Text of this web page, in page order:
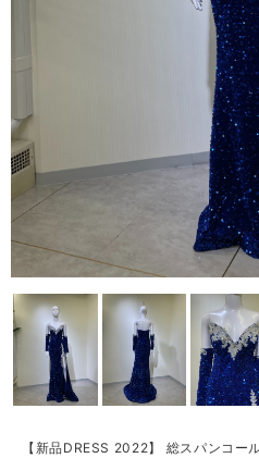
【新品DRESS 2022】 総スパンコー